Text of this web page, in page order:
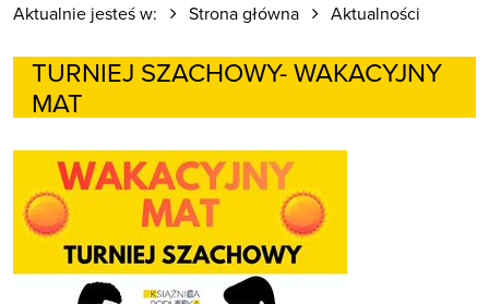
Aktualnie jesteś w: Strona główna Aktualności
TURNIEJ SZACHOWY- WAKACYJNY
MAT